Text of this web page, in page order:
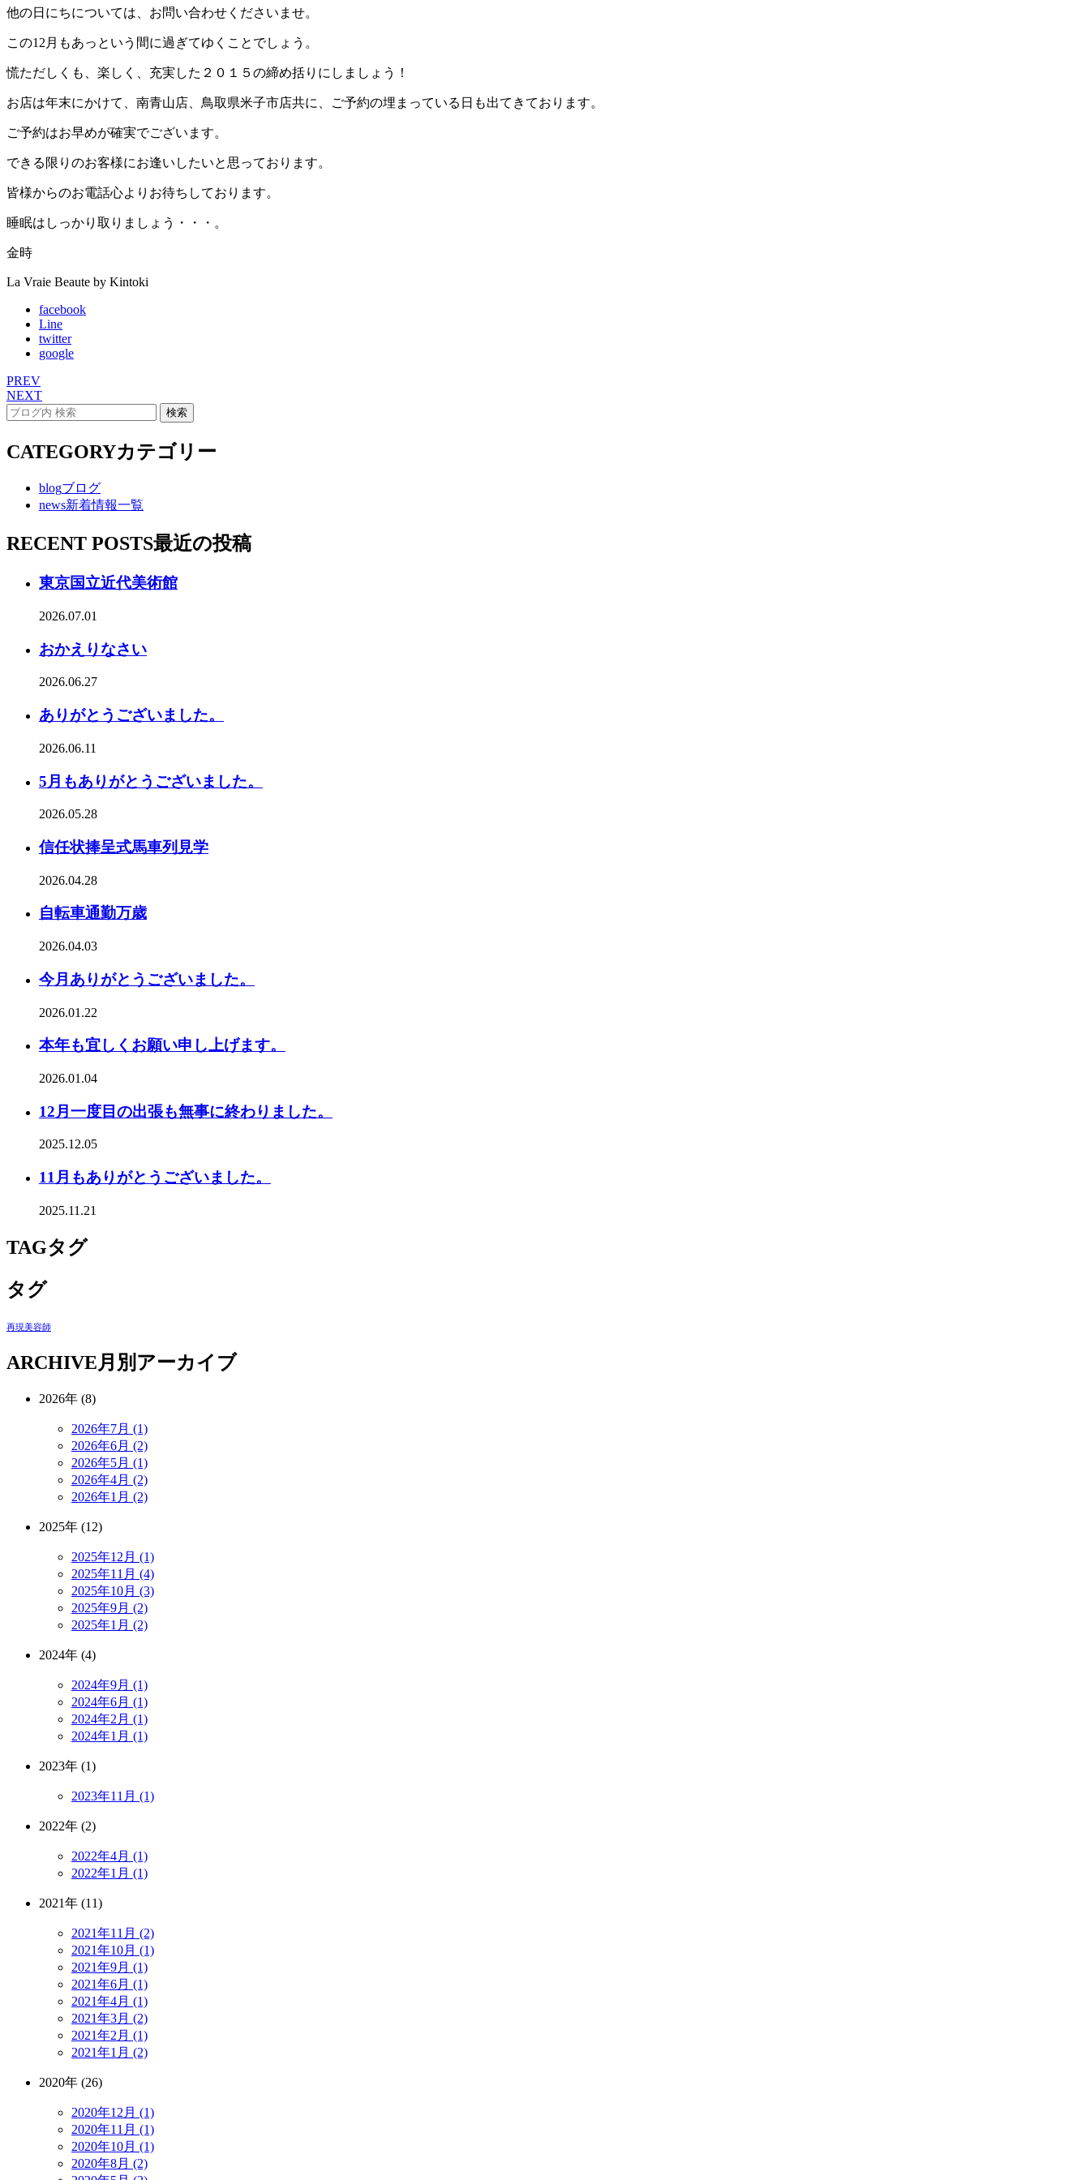
他の日にちについては、お問い合わせくださいませ。
この12月もあっという間に過ぎてゆくことでしょう。
慌ただしくも、楽しく、充実した２０１５の締め括りにしましょう！
お店は年末にかけて、南青山店、鳥取県米子市店共に、ご予約の埋まっている日も出てきております。
ご予約はお早めが確実でございます。
できる限りのお客様にお逢いしたいと思っております。
皆様からのお電話心よりお待ちしております。
睡眠はしっかり取りましょう・・・。
金時
La Vraie Beaute by Kintoki
facebook
Line
twitter
google
PREV
NEXT
CATEGORYカテゴリー
blogブログ
news新着情報一覧
RECENT POSTS最近の投稿
東京国立近代美術館
2026.07.01
おかえりなさい
2026.06.27
ありがとうございました。
2026.06.11
5月もありがとうございました。
2026.05.28
信任状捧呈式馬車列見学
2026.04.28
自転車通勤万歳
2026.04.03
今月ありがとうございました。
2026.01.22
本年も宜しくお願い申し上げます。
2026.01.04
12月一度目の出張も無事に終わりました。
2025.12.05
11月もありがとうございました。
2025.11.21
TAGタグ
タグ
再現美容師
ARCHIVE月別アーカイブ
2026年 (8)
2026年7月 (1)
2026年6月 (2)
2026年5月 (1)
2026年4月 (2)
2026年1月 (2)
2025年 (12)
2025年12月 (1)
2025年11月 (4)
2025年10月 (3)
2025年9月 (2)
2025年1月 (2)
2024年 (4)
2024年9月 (1)
2024年6月 (1)
2024年2月 (1)
2024年1月 (1)
2023年 (1)
2023年11月 (1)
2022年 (2)
2022年4月 (1)
2022年1月 (1)
2021年 (11)
2021年11月 (2)
2021年10月 (1)
2021年9月 (1)
2021年6月 (1)
2021年4月 (1)
2021年3月 (2)
2021年2月 (1)
2021年1月 (2)
2020年 (26)
2020年12月 (1)
2020年11月 (1)
2020年10月 (1)
2020年8月 (2)